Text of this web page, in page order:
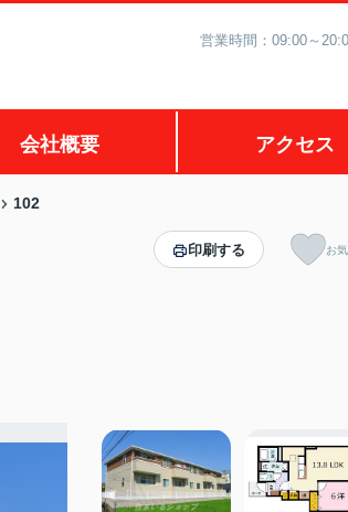
営業時間：09:00～
会社概要 アクセス
102
印刷する お